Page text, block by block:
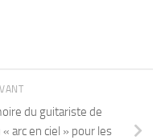
du guitariste de
arc en ciel » pour les